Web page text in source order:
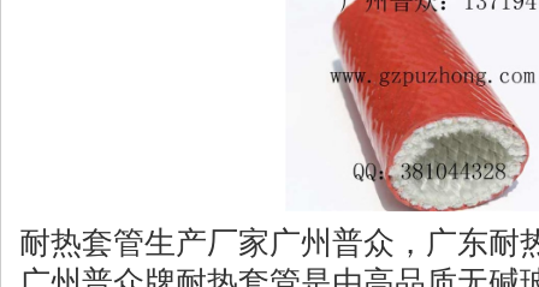
耐热套管生产厂家广州普众，广东耐